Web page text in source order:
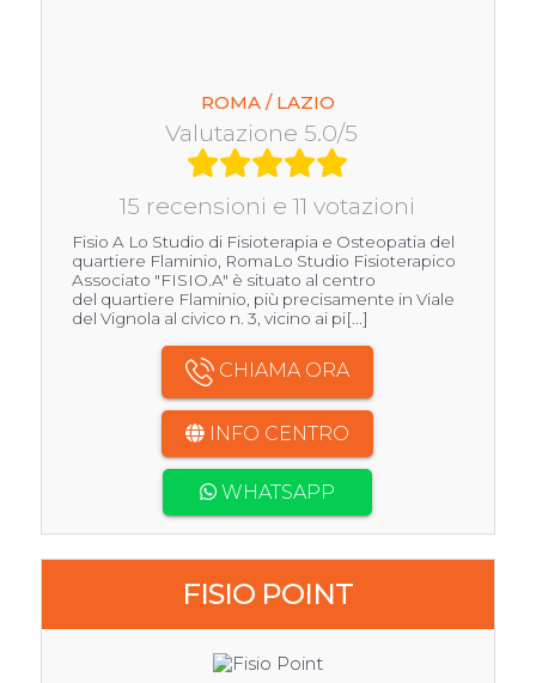
ROMA / LAZIO
Valutazione 5.0/5
15 recensioni e 11 votazioni
Fisio A Lo Studio di Fisioterapia e Osteopatia del
quartiere Flaminio, RomaLo Studio Fisioterapico
Associato "FISIO.A" è situato al centro
del quartiere Flaminio, più precisamente in Viale
del Vignola al civico n. 3, vicino ai pi[...]
CHIAMA ORA
INFO CENTRO
WHATSAPP
FISIO POINT